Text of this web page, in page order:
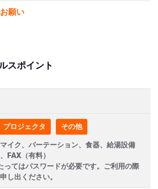
願い
スポイント
プロジェクタ その他
イク、パーテーション、食器、給湯設備
FAX（有料）
てはパスワードが必要です。ご利用の際
し出ください。